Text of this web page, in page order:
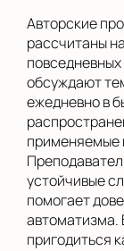
Авторские
рассчитаны
обсуждают
ежедневно в
применяемые
устойчивые
помогает
автоматизма.
пригодиться